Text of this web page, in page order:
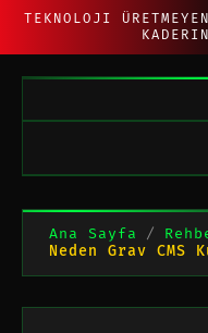
TEKNOLOJI
Ana Sayfa /
Neden Grav CMS